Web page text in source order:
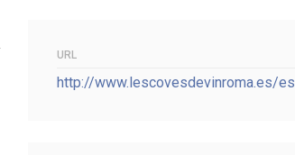
URL
http://www.lescovesdevinroma.es/es